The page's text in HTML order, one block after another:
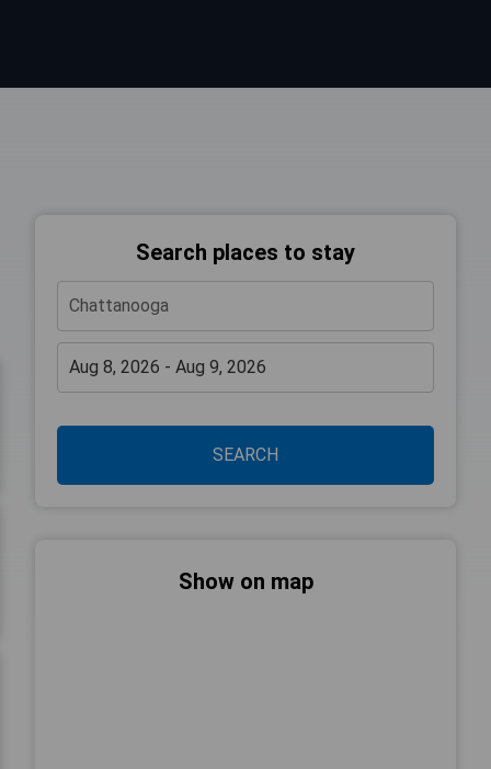
Search places to stay
SEARCH
Show on map